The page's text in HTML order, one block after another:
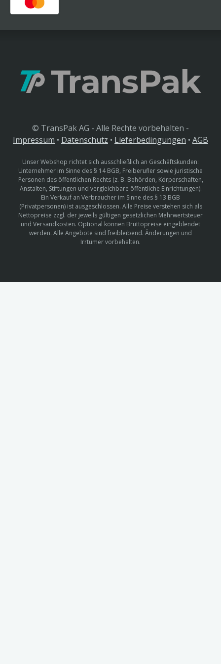
© TransPak AG - Alle Rechte vorbehalten -
Impressum • Datenschutz • Lieferbedingungen • AGB
Unser Webshop richtet sich ausschließlich an Geschäftskunden:
Unternehmer im Sinne des § 14 BGB, Freiberufler sowie juristische
Personen des öffentlichen Rechts (z. B. Behörden, Körperschaften,
Anstalten, Stiftungen und vergleichbare öffentliche Einrichtungen).
Ein Verkauf an Verbraucher im Sinne des § 13 BGB
(Privatpersonen) ist ausgeschlossen. Alle Preise verstehen sich als
Nettopreise zzgl. der jeweils gültigen gesetzlichen Mehrwertsteuer
und Versandkosten. Optional können Bruttopreise eingeblendet
werden. Alle Angebote sind freibleibend. Änderungen und
Irrtümer vorbehalten.